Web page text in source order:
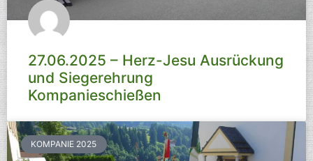
27.06.2025 – Herz-Jesu Ausrückung
und Siegerehrung
Kompanieschießen
KOMPANIE 2025